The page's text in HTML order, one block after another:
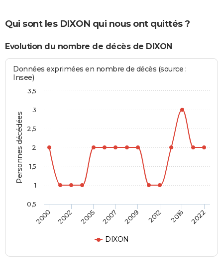
Qui sont les DIXON qui nous ont quittés ?
Evolution du nombre de décès de DIXON
Personnes décédées
Données exprimées en nombre de décès (source :
Insee)
DIXON
2000 2002 2005 2007 2009 2012 2016 2022
0,5
1
1,5
2
2,5
3
3,5